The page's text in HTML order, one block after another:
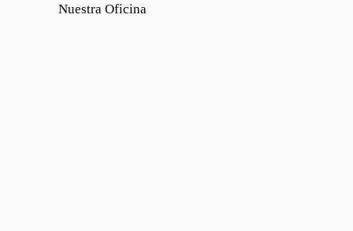
Nuestra Oficina